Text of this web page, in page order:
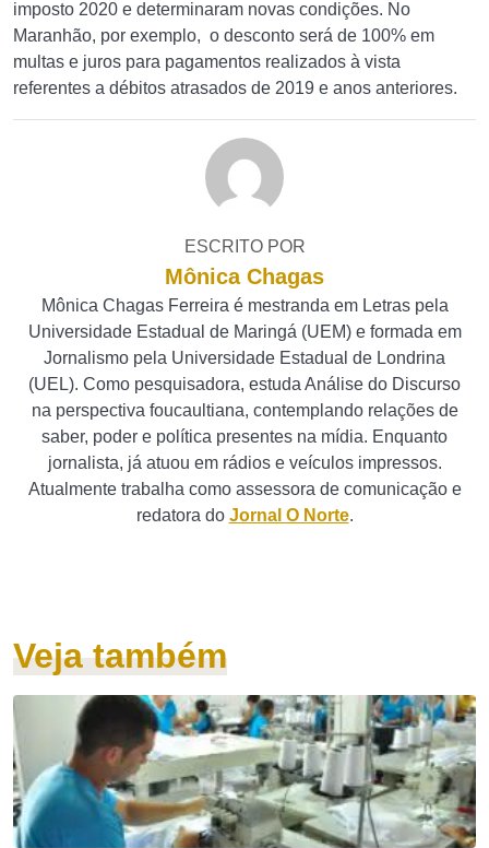
imposto 2020 e determinaram novas condições. No
Maranhão, por exemplo, o desconto será de 100% em
multas e juros para pagamentos realizados à vista
referentes a débitos atrasados de 2019 e anos anteriores.
ESCRITO POR
Mônica Chagas
Mônica Chagas Ferreira é mestranda em Letras pela
Universidade Estadual de Maringá (UEM) e formada em
Jornalismo pela Universidade Estadual de Londrina
(UEL). Como pesquisadora, estuda Análise do Discurso
na perspectiva foucaultiana, contemplando relações de
saber, poder e política presentes na mídia. Enquanto
jornalista, já atuou em rádios e veículos impressos.
Atualmente trabalha como assessora de comunicação e
redatora do Jornal O Norte.
Veja também